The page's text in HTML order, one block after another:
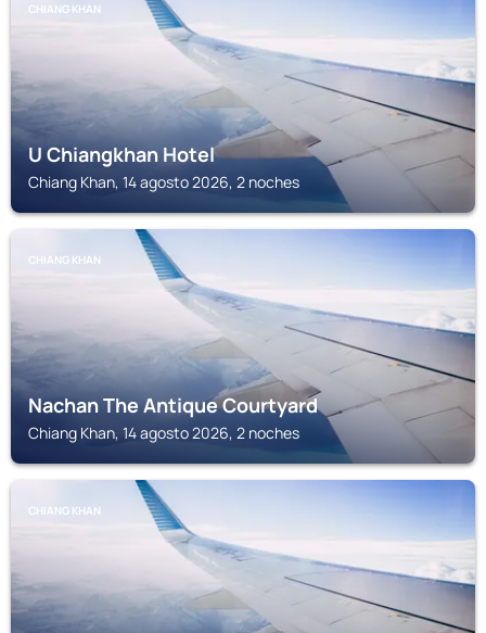
CHIANG KHAN
U Chiangkhan Hotel
Chiang Khan, 14 agosto 2026, 2 noches
CHIANG KHAN
Nachan The Antique Courtyard
Chiang Khan, 14 agosto 2026, 2 noches
CHIANG KHAN